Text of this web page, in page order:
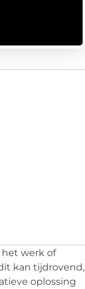
werk of
kan tijdrovend,
oplossing